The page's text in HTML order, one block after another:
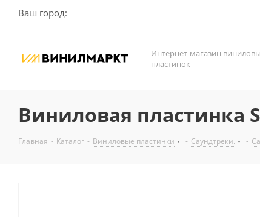
Ваш город:
Интернет-магазин
пластинок
Виниловая пластинка
Главная - Каталог - Виниловые пластинки - Саундтреки. -